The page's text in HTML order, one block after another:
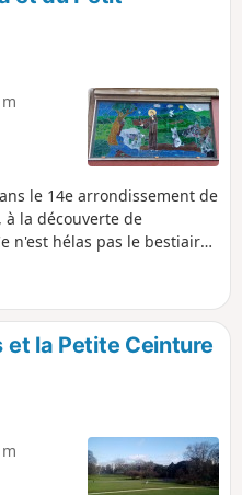
Arp agrémenteront votre
s'effectue principalement
l'étang de Meudon et
par l'imposant Hangar
le 14e arrondissement de
à la découverte de
n'est hélas pas le bestiaire
et la Petite Ceinture